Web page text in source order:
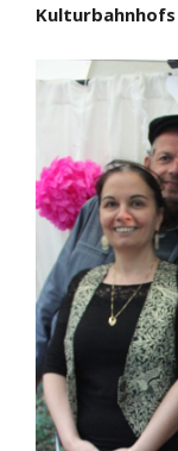
Kulturbahnhofs